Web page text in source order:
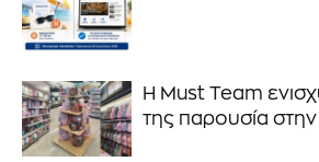
ΕΓΓΡΑΦΉ!
Η Must Team
της παρουσία